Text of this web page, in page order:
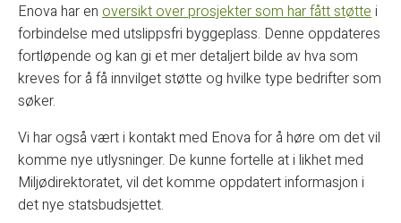
Enova har en oversikt over prosjekter som har fått støttei
forbindelse med utslippsfri byggeplass. Denne oppdateres
fortløpende og kan gi et mer detaljert bilde av hva som
kreves for å få innvilget støtte og hvilke type bedrifter som
søker.
Vi har også vært i kontakt med Enova for å høre om det vil
komme nye utlysninger. De kunne fortelle at i likhet med
Miljødirektoratet, vil det komme oppdatert informasjon i
det nye statsbudsjettet.